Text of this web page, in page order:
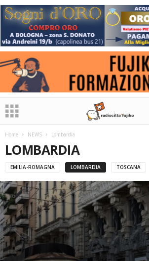
Home NEWS Lombardia
LOMBARDIA
EMILIA-ROMAGNA LOMBARDIA TOSCANA